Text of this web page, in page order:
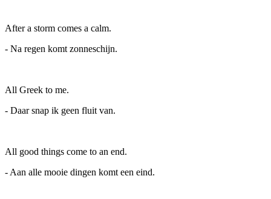
After a storm comes a calm.
- Na regen komt zonneschijn.
All Greek to me.
- Daar snap ik geen fluit van.
All good things come to an end.
- Aan alle mooie dingen komt een eind.